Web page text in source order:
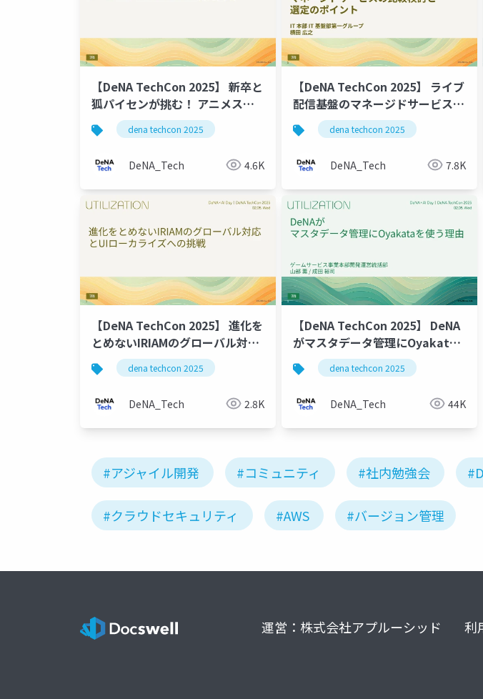
【DeNA TechCon 2025】 新卒と
狐パイセンが挑む！ アニメスタ
ジオDXのPoC開発実践
dena techcon 2025
DeNA_Tech 4.6K
【DeNA TechCon 2025】 ライブ
配信基盤のマネージドサービス比
較検討と選定のポイント
dena techcon 2025
DeNA_Tech 7.8K
【DeNA TechCon 2025】 進化を
とめないIRIAMのグローバル対応
とUIローカライズへの挑戦
dena techcon 2025
DeNA_Tech 2.8K
【DeNA TechCon 2025】 DeNA
がマスタデータ管理にOyakata
を使う理由dena techcon 2025
DeNA_Tech 44K
#アジャイル開発 #コミュニティ #社内勉強会
#クラウドセキュリティ #AWS #バージョン管理
運営：株式会社アプルーシッド 利